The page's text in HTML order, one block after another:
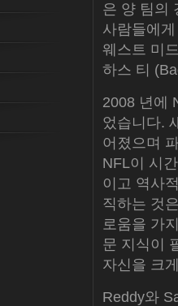
은 양 팀의
사람들에
웨스트 미
하스 티
2008 년에
었습니다.
어졌으며
NFL이 시
이고 역사
직하는 것
로움을 가
문 지식이
자신을 크
Reddy와